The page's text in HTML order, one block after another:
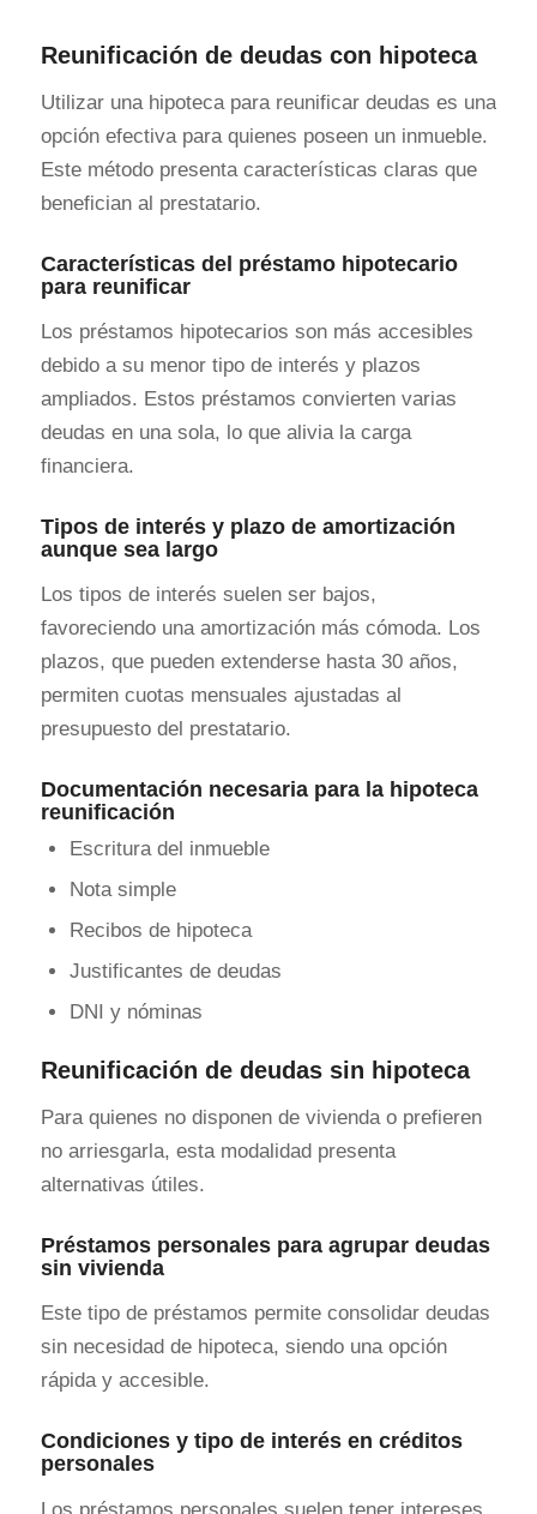
Reunificación de deudas con hipoteca
Utilizar una hipoteca para reunificar deudas es una
opción efectiva para quienes poseen un inmueble.
Este método presenta características claras que
benefician al prestatario.
Características del préstamo hipotecario
para reunificar
Los préstamos hipotecarios son más accesibles
debido a su menor tipo de interés y plazos
ampliados. Estos préstamos convierten varias
deudas en una sola, lo que alivia la carga
financiera.
Tipos de interés y plazo de amortización
aunque sea largo
Los tipos de interés suelen ser bajos,
favoreciendo una amortización más cómoda. Los
plazos, que pueden extenderse hasta 30 años,
permiten cuotas mensuales ajustadas al
presupuesto del prestatario.
Documentación necesaria para la hipoteca
reunificación
Escritura del inmueble
Nota simple
Recibos de hipoteca
Justificantes de deudas
DNI y nóminas
Reunificación de deudas sin hipoteca
Para quienes no disponen de vivienda o prefieren
no arriesgarla, esta modalidad presenta
alternativas útiles.
Préstamos personales para agrupar deudas
sin vivienda
Este tipo de préstamos permite consolidar deudas
sin necesidad de hipoteca, siendo una opción
rápida y accesible.
Condiciones y tipo de interés en créditos
personales